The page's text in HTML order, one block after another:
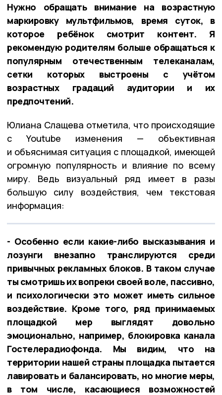
Нужно обращать внимание на возрастную
маркировку мультфильмов, время суток, в
которое ребёнок смотрит контент. Я
рекомендую родителям больше обращаться к
популярным отечественным телеканалам,
сетки которых выстроены с учётом
возрастных градаций аудитории и их
предпочтений.
Юлиана Слащева отметила, что происходящие
с Youtube изменения — объективная
и объяснимая ситуация с площадкой, имеющей
огромную популярность и влияние по всему
миру. Ведь визуальный ряд имеет в разы
большую силу воздействия, чем текстовая
информация:
- Особенно если какие-либо высказывания и
лозунги внезапно транслируются среди
привычных рекламных блоков. В таком случае
ты смотришь их вопреки своей воле, пассивно,
и психологически это может иметь сильное
воздействие. Кроме того, ряд принимаемых
площадкой мер выглядят довольно
эмоционально, например, блокировка канала
Гостелерадиофонда. Мы видим, что на
территории нашей страны площадка пытается
лавировать и балансировать, но многие меры,
в том числе, касающиеся возможностей